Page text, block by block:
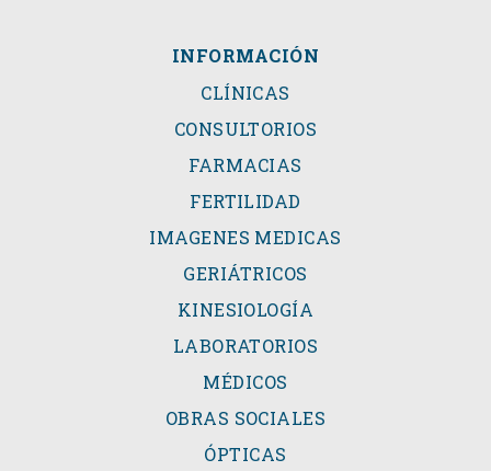
INFORMACIÓN
CLÍNICAS
CONSULTORIOS
FARMACIAS
FERTILIDAD
IMAGENES MEDICAS
GERIÁTRICOS
KINESIOLOGÍA
LABORATORIOS
MÉDICOS
OBRAS SOCIALES
ÓPTICAS